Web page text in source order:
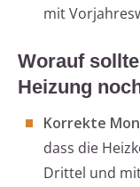
mit
Worauf
Heizung
Korrekte
dass die
Drittel und